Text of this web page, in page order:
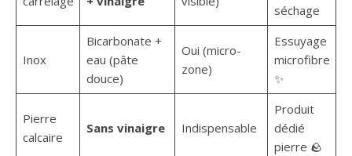
séchage
Inox
Bicarbonate +
eau (pâte
douce)
Oui (micro-
zone)
Essuyage
microfibre
✨
Pierre
calcaire
Sans vinaigre Indispensable
Produit
dédié
pierre 🪨